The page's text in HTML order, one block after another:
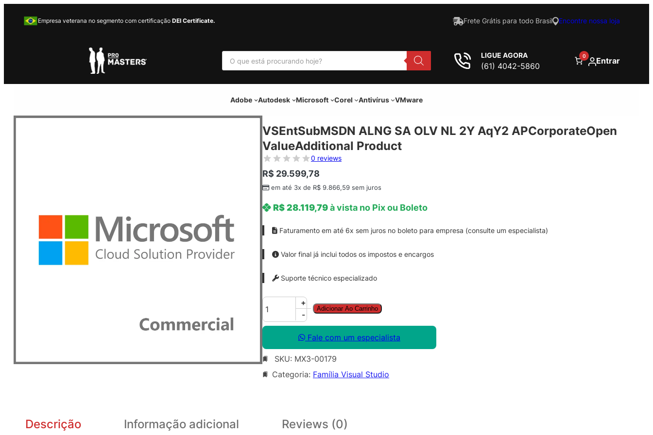
Empresa veterana no segmento com certificação DEI Certificate. Frete Grátis para todo Brasil Encontre nossa loja
P
s
u
r
LIGUE AGORA
(61) 4042-5860
0 Entrar
Adobe Autodesk Microsoft Corel Antivírus VMware
VSEntSubMSDN ALNG SA OLV NL 2Y AqY2 APCorporateOpen
ValueAdditional Product
0 reviews
R$ 29.599,78
em até 3x de R$ 9.866,59 sem juros
R$28.119,79à vista no Pix ou Boleto
Faturamento em até 6x sem juros no boleto para empresa (consulte um especialista)
Valor final já inclui todos os impostos e encargos
Suporte técnico especializado
V
E
t
S
u
+
-
Adicionar Ao Carrinho
Fale com um especialista
SKU: MX3-00179
Categoria: Família Visual Studio
Descrição Informação adicional Reviews (0)